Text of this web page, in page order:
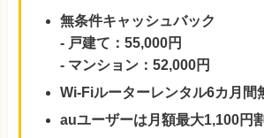
無条件キャッシュバック
- 戸建て：55,000円
- マンション：52,000円
Wi-Fiルーターレンタル6カ月間
auユーザーは月額最大1,100円